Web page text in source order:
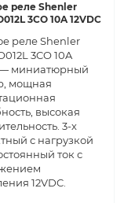
реле Shenler
3CO 10A 12VDC
реле Shenler
3CO 10A
— миниатюрный
мощная
высокая
3-х
с нагрузкой
ток с
12VDC.